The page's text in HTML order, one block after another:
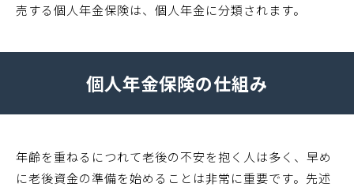
売する個人年金保険は、個人年金に分類されます。
個人年金保険の仕組み
年齢を重ねるにつれて老後の不安を抱く人は多く、早め
に老後資金の準備を始めることは非常に重要です。先述